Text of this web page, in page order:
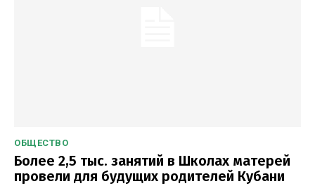
ОБЩЕСТВО
Более 2,5 тыс. занятий в Школах матерей
провели для будущих родителей Кубани